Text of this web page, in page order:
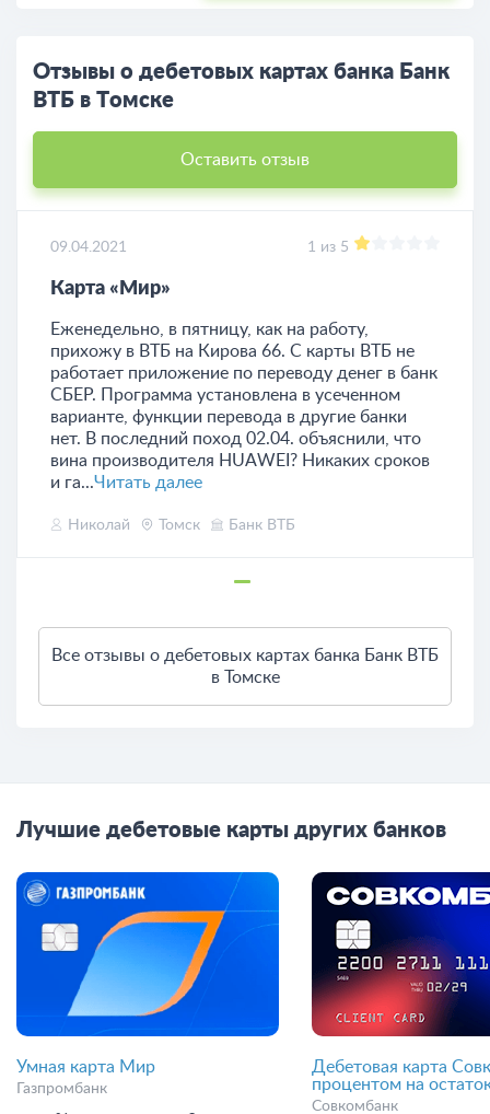
Отзывы о дебетовых картах банка Банк
ВТБ в Томске
Оставить отзыв
09.04.2021 1 из 5
Карта «Мир»
Еженедельно, в пятницу, как на работу,
прихожу в ВТБ на Кирова 66. С карты ВТБ не
работает приложение по переводу денег в банк
СБЕР. Программа установлена в усеченном
варианте, функции перевода в другие банки
нет. В последний поход 02.04. объяснили, что
вина производителя HUAWEI? Никаких сроков
и га...Читать далее
Николай Томск Банк ВТБ
Все отзывы о дебетовых картах банка Банк ВТБ
в Томске
Лучшие дебетовые карты других банков
Умная карта Мир
Газпромбанк
Дебетовая карта
процентом на
Совкомбанк